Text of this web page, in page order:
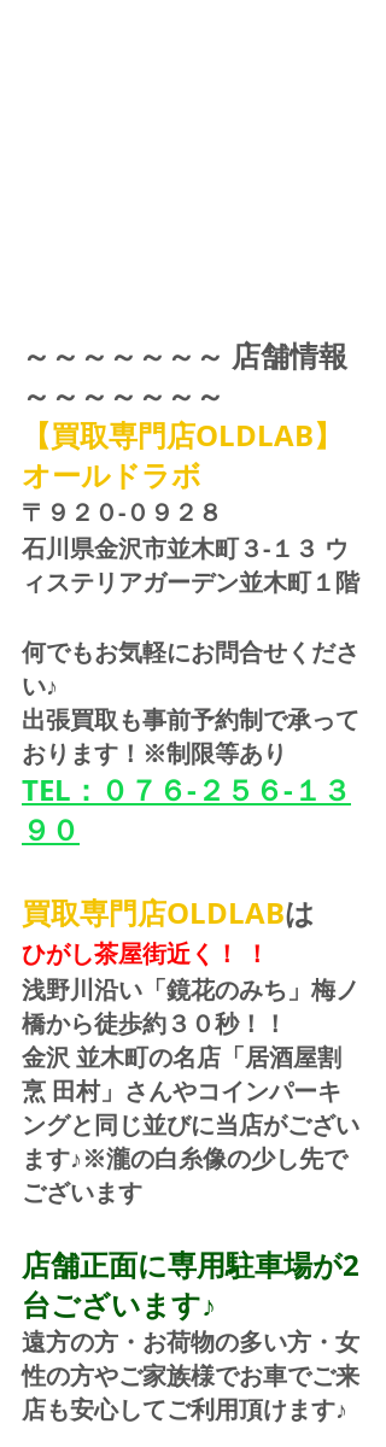
～～～～～～～ 店舗情報
～～～～～～～
【買取専門店OLDLAB】
オールドラボ
〒９２０-０９２８
石川県金沢市並木町３-１３ ウ
ィステリアガーデン並木町１階
何でもお気軽にお問合せくださ
い♪
出張買取も事前予約制で承って
おります！※制限等あり
TEL：０７６-２５６-１３
９０
買取専門店OLDLABは
ひがし茶屋街近く！ ！
浅野川沿い「鏡花のみち」梅ノ
橋から徒歩約３０秒！！
金沢 並木町の名店「居酒屋割
烹 田村」さんやコインパーキ
ングと同じ並びに当店がござい
ます♪※瀧の白糸像の少し先で
ございます
店舗正面に専用駐車場が2
台ございます♪
遠方の方・お荷物の多い方・女
性の方やご家族様でお車でご来
店も安心してご利用頂けます♪